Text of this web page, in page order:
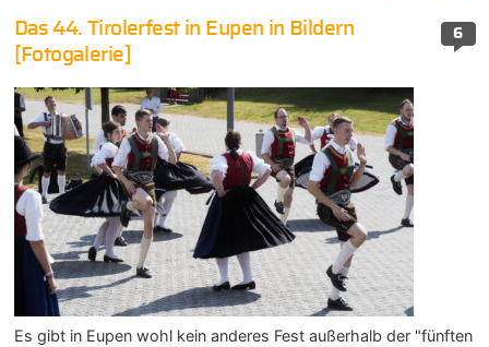
6
Das 44. Tirolerfest in Eupen in Bildern
[Fotogalerie]
Es gibt in Eupen wohl kein anderes Fest außerhalb der "fünften